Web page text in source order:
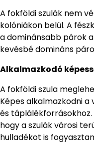
A fokföldi szulák nem
kolóniákon belül. A
a dominánsabb párok
kevésbé domináns
Alkalmazkodó
A fokföldi szula
Képes alkalmazkodni
és
hogy a szulák városi
hulladékot is